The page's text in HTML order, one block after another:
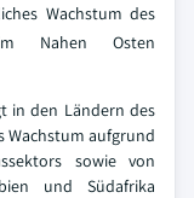
Wachstum des
Nahen Osten
in den Ländern des
Wachstum aufgrund
sowie von
und Südafrika